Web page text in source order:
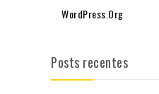
WordPress.org
Posts recentes